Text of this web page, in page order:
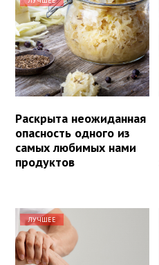
Раскрыта неожиданная
опасность одного из
самых любимых нами
продуктов
ЛУЧШЕЕ